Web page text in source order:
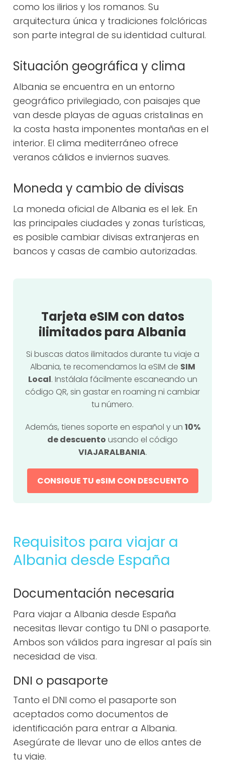
como los ilirios y los romanos. Su
arquitectura única y tradiciones folclóricas
son parte integral de su identidad cultural.
Situación geográfica y clima
Albania se encuentra en un entorno
geográfico privilegiado, con paisajes que
van desde playas de aguas cristalinas en
la costa hasta imponentes montañas en el
interior. El clima mediterráneo ofrece
veranos cálidos e inviernos suaves.
Moneda y cambio de divisas
La moneda oficial de Albania es el lek. En
las principales ciudades y zonas turísticas,
es posible cambiar divisas extranjeras en
bancos y casas de cambio autorizadas.
Tarjeta eSIM con datos
ilimitados para Albania
Si buscas datos ilimitados durante tu viaje a
Albania, te recomendamos la eSIM de SIM
Local. Instálala fácilmente escaneando un
código QR, sin gastar en roaming ni cambiar
tu número.
Además, tienes soporte en español y un 10%
de descuento usando el código
VIAJARALBANIA.
CONSIGUE TU eSIM CON DESCUENTO
Requisitos para viajar a
Albania desde España
Documentación necesaria
Para viajar a Albania desde España
necesitas llevar contigo tu DNI o pasaporte.
Ambos son válidos para ingresar al país sin
necesidad de visa.
DNI o pasaporte
Tanto el DNI como el pasaporte son
aceptados como documentos de
identificación para entrar a Albania.
Asegúrate de llevar uno de ellos antes de
tu viaje.